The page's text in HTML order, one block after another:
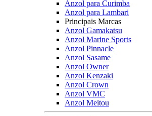
Anzol para Curimba
Anzol para Lambari
Principais Marcas
Anzol Gamakatsu
Anzol Marine Sports
Anzol Pinnacle
Anzol Sasame
Anzol Owner
Anzol Kenzaki
Anzol Crown
Anzol VMC
Anzol Meitou